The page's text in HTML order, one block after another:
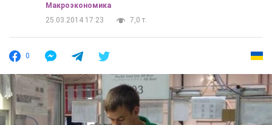
Mакроэкономика
25.03.2014 17:23
7,0 т.
0